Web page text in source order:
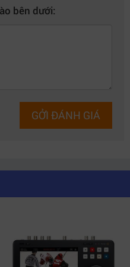
bên dưới:
GỞI ĐÁNH GIÁ